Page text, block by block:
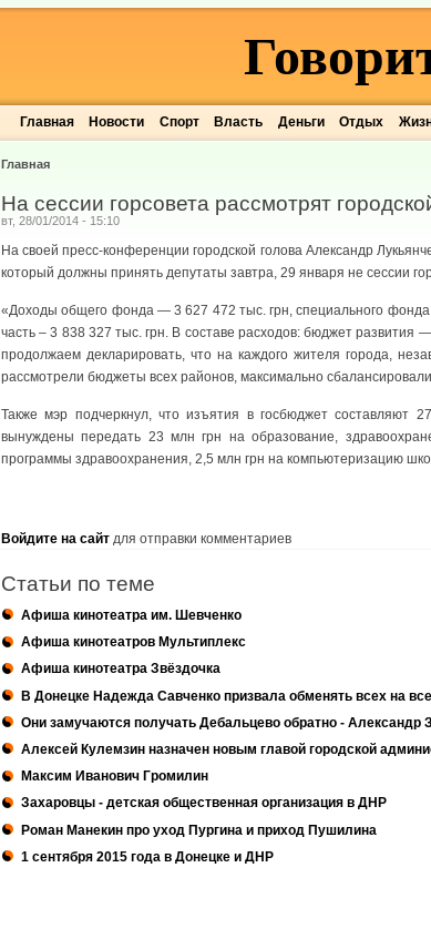
Главная Новости Спорт Власть Деньги Отдых
Главная
На сессии горсовета рассмотрят
вт, 28/01/2014 - 15:10
На своей пресс-конференции городской голова Александр
который должны принять депутаты завтра, 29 января не сессии
«Доходы общего фонда — 3 627 472 тыс. грн, специального
часть – 3 838 327 тыс. грн. В составе расходов: бюджет
продолжаем декларировать, что на каждого жителя города,
рассмотрели бюджеты всех районов, максимально
Также мэр подчеркнул, что изъятия в госбюджет составляют
вынуждены передать 23 млн грн на образование,
программы здравоохранения, 2,5 млн грн на компьютеризацию
Войдите на сайт для отправки комментариев
Статьи по теме
Афиша кинотеатра им. Шевченко
Афиша кинотеатров Мультиплекс
Афиша кинотеатра Звёздочка
В Донецке Надежда Савченко призвала обменять всех на
Они замучаются получать Дебальцево обратно - Александр
Алексей Кулемзин назначен новым главой городской
Максим Иванович Громилин
Захаровцы - детская общественная организация в ДНР
Роман Манекин про уход Пургина и приход Пушилина
1 сентября 2015 года в Донецке и ДНР